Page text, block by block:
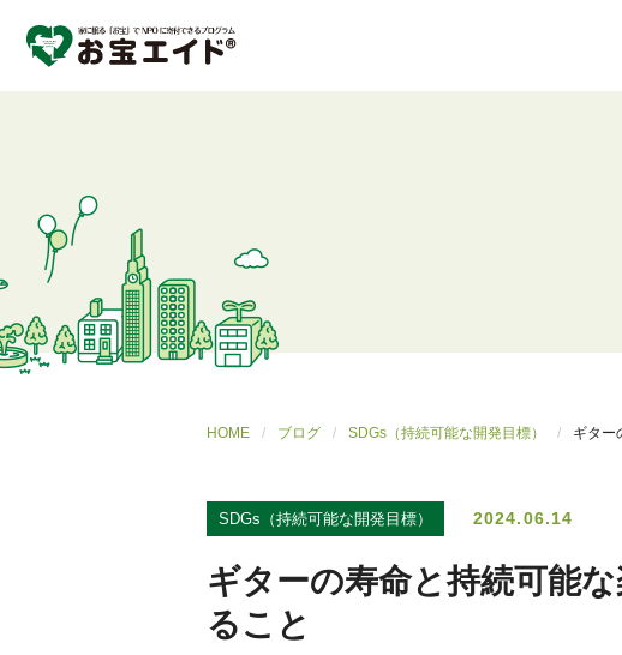
HOME ブログ SDGs（持続可能な開発目標） ギター
SDGs（持続可能な開発目標） 2024.06.14
ギターの寿命と持続可能
ること